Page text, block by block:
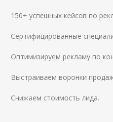
150+ успешных кейсов по
Сертифицированные
Оптимизируем рекламу по
Выстраиваем воронки
Снижаем стоимость лида.